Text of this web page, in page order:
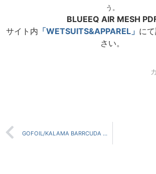
う。
BLUEEQ AIR MESH
サイト内 「WETSUITS&APPAREL」 に
さい。
GOFOIL/KALAMA BARRCUDA プロモーションご案内